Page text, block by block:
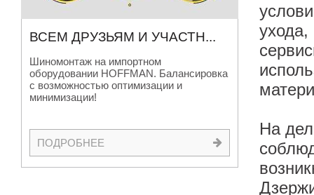
ВСЕМ ДРУЗЬЯМ И УЧАСТН...
Шиномонтаж на импортном
оборудовании HOFFMAN. Балансировка
с возможностью оптимизации и
минимизации!
ПОДРОБНЕЕ
ухода,
На